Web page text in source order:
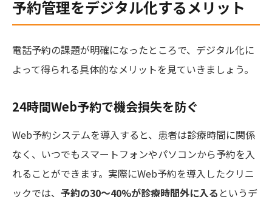
予約管理をデジタル化するメリット
電話予約の課題が明確になったところで、デジタル化に
よって得られる具体的なメリットを見ていきましょう。
24時間Web予約で機会損失を防ぐ
Web予約システムを導入すると、患者は診療時間に関係
なく、いつでもスマートフォンやパソコンから予約を入
れることができます。実際にWeb予約を導入したクリニ
ックでは、 予約の30〜40%が診療時間外に入る というデ